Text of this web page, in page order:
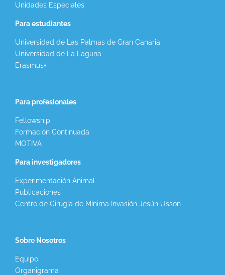
Unidades Especiales
Para estudiantes
Universidad de Las Palmas de Gran Canaria
Universidad de La Laguna
Erasmus+
Para profesionales
Fellowship
Formación Continuada
MOTIVA
Para investigadores
Experimentación Animal
Publicaciones
Centro de Cirugía de Mínima Invasión Jesún Ussón
Sobre Nosotros
Equipo
Organigrama